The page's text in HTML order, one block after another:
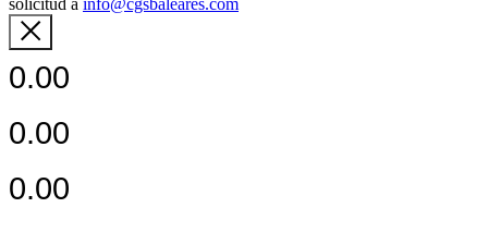
0.00
0.00
0.00